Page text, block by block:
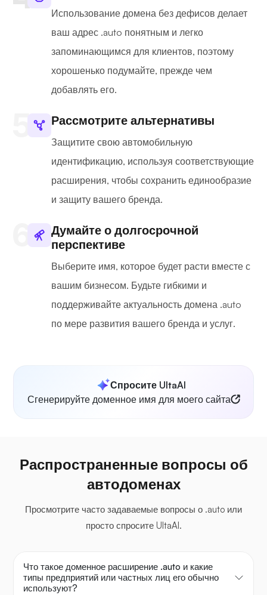
Использование домена без дефисов делает
ваш адрес .auto понятным и легко
запоминающимся для клиентов, поэтому
хорошенько подумайте, прежде чем
добавлять его.
Рассмотрите альтернативы
Защитите свою автомобильную
идентификацию, используя соответствующие
расширения, чтобы сохранить единообразие
и защиту вашего бренда.
Думайте о долгосрочной
перспективе
Выберите имя, которое будет расти вместе с
вашим бизнесом. Будьте гибкими и
поддерживайте актуальность домена .auto
по мере развития вашего бренда и услуг.
Спросите UltaAI
Сгенерируйте доменное имя для моего сайта
Распространенные вопросы об
автодоменах
Просмотрите часто задаваемые вопросы о .auto или
просто спросите UltaAI.
Что такое доменное расширение .auto и какие
типы предприятий или частных лиц его обычно
используют?